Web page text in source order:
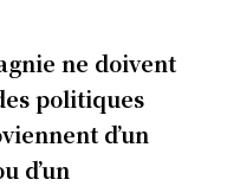
ne doivent
politiques
d’un
d’un